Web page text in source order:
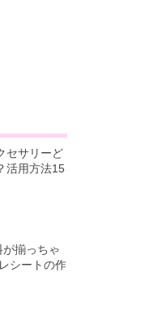
セサリーど
活用方法15
揃っちゃ
シートの作